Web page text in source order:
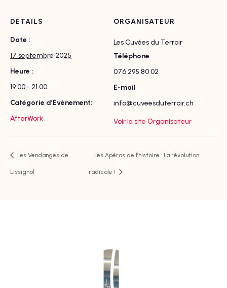
DÉTAILS
Date :
17 septembre 2025
Heure :
19:00 - 21:00
Catégorie d’Évènement:
AfterWork
ORGANISATEUR
Les Cuvées du Terroir
Téléphone
076 295 80 02
E-mail
info@cuveesduterroir.ch
Voir le site Organisateur
Les Vendanges de
Lissignol
Les Apéros de l’histoire : La révolution
radicale !